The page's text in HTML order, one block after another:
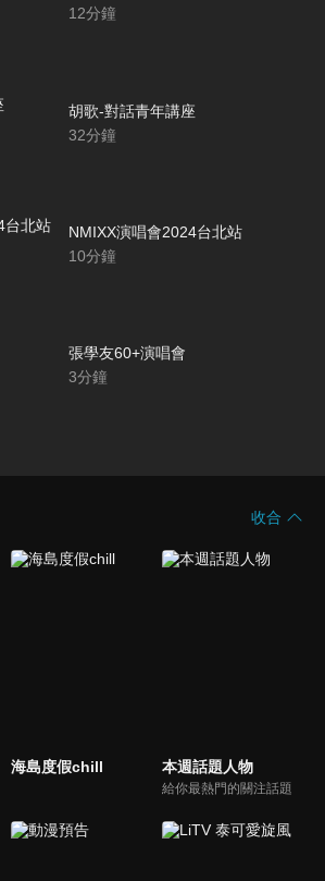
12分鐘
胡歌-對話青年講座
32分鐘
NMIXX演唱會2024台北站
10分鐘
張學友60+演唱會
3分鐘
收合
海島度假chill 本週話題人物
給你最熱門的關注話題